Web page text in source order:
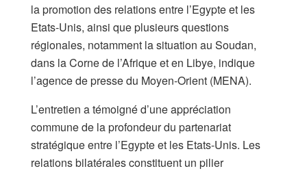
la promotion des relations entre l’Egypte et les
Etats-Unis, ainsi que plusieurs questions
régionales, notamment la situation au Soudan,
dans la Corne de l’Afrique et en Libye, indique
l’agence de presse du Moyen-Orient (MENA).
L’entretien a témoigné d’une appréciation
commune de la profondeur du partenariat
stratégique entre l’Egypte et les Etats-Unis. Les
relations bilatérales constituent un pilier